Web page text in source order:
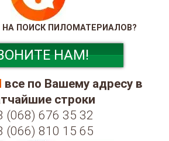
НА ПОИСК ПИЛОМАТЕРИАЛОВ?
НАМ!
все по Вашему адресу в
строки
(068) 676 35 32
(066) 810 15 65